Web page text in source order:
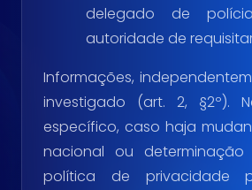
delegado de
autoridade de
Informações,
investigado (art. 2, §2º).
específico, caso haja
nacional ou determinação
política de privacidade